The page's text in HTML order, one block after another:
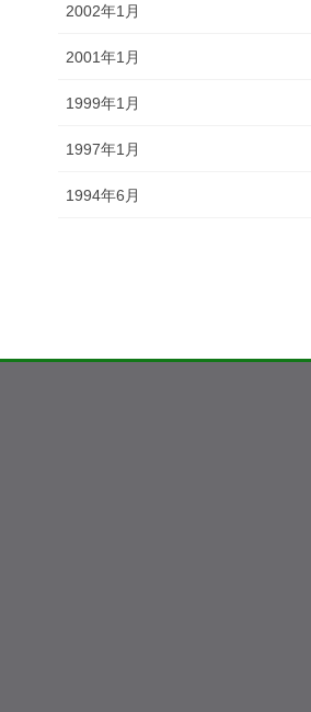
2002年1月
2001年1月
1999年1月
1997年1月
1994年6月